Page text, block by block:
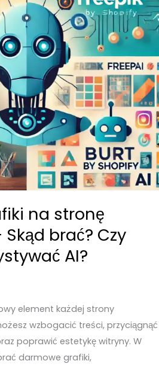
na stronę
brać? Czy
AI?
element każdej strony
wzbogacić treści, przyciągnąć
poprawić estetykę witryny. W
darmowe grafiki,